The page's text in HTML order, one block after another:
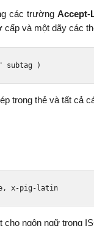
các trường Accept-
cấp và một dãy các
subtag )
trong thẻ và tất cả
, x-pig- latin
ngôn ngữ trong